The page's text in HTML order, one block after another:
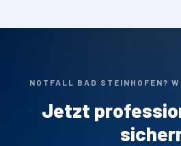
NOTFALL BAD STEINHOFEN?
Jetzt